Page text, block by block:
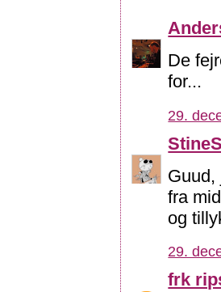
De
for...
29.
Guud,
fra
og
29.
frk